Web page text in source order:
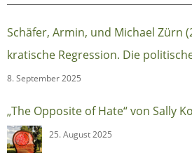
Schäfer, Armin, und Michael Zürn
kratische Regression. Die
autoritären Populismus
8. September 2025
„The Opposite of Hate“ von Sally
25. August 2025